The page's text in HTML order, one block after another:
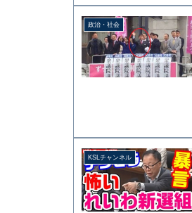
政治・社会
KSLチャンネル